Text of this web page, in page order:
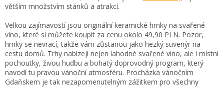
větším množstvím stánků a atrakcí.
Velkou zajímavostí jsou originální keramické hrnky na svařené
víno, které si můžete koupit za cenu okolo 49,90 PLN. Pozor,
hrnky se nevrací, takže vám zůstanou jako hezký suvenýr na
cestu domů. Trhy nabízejí nejen lahodné svařené víno, ale i místní
pochoutky, živou hudbu a bohatý doprovodný program, který
navodí tu pravou vánoční atmosféru. Procházka vánočním
Gdaňskem je tak nezapomenutelným zážitkem pro všechny